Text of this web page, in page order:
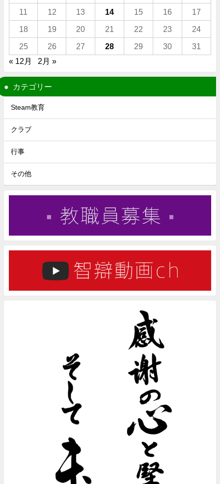
11 12 13 14 15 16 17
18 19 20 21 22 23 24
25 26 27 28 29 30
31
« 12月
2月 »
カテゴリー
Steam教育
クラブ
行事
その他